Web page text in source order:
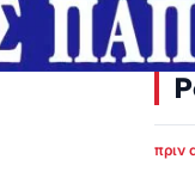
πριν